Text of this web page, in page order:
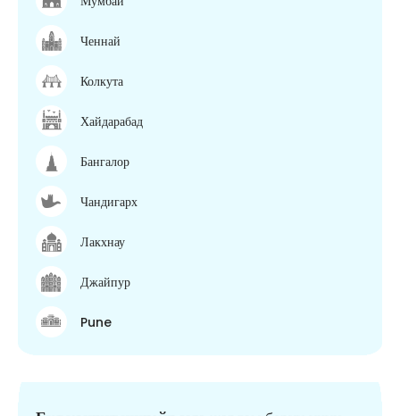
Ченнай
Колкута
Хайдарабад
Бангалор
Чандигарх
Лакхнау
Джайпур
Pune